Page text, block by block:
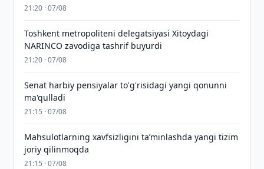
21:20 · 07/08
Toshkent metropoliteni delegatsiyasi Xitoydagi
NARINCO zavodiga tashrif buyurdi
21:20 · 07/08
Senat harbiy pensiyalar to'g'risidagi yangi qonunni
ma'qulladi
21:15 · 07/08
Mahsulotlarning xavfsizligini taʼminlashda yangi tizim
joriy qilinmoqda
21:15 · 07/08